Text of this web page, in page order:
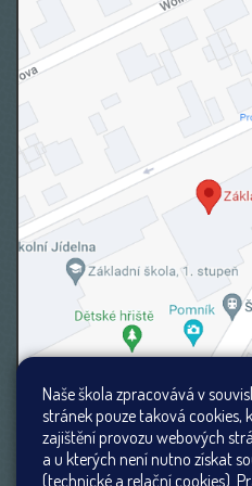
Naše škola zpracovává v
stránek pouze taková cookies,
zajištění provozu webových
a u kterých není nutno získat
(technické a relační cookies).